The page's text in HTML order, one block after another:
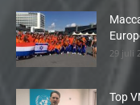
29 juli
Top